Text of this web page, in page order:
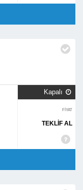
Kapalı 
FİYAT
TEKLİF AL